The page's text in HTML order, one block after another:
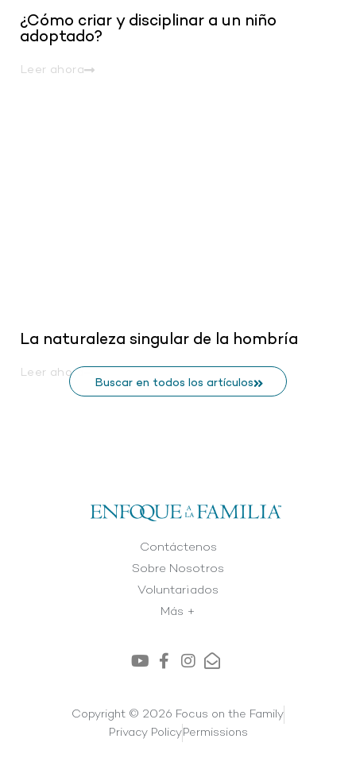
¿Cómo criar y disciplinar a un niño
adoptado?
Leer ahora
La naturaleza singular de la hombría
Leer ahora
Buscar en todos los artículos
Contáctenos
Sobre Nosotros
Voluntariados
Más +
Copyright © 2026 Focus on the Family
Privacy PolicyPermissions